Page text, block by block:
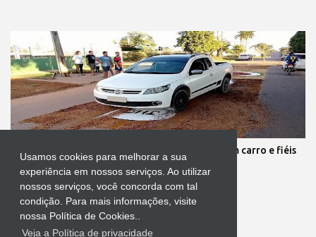
Usamos cookies para melhorar a sua
experiência em nossos serviços. Ao utilizar
nossos serviços, você concorda com tal
condição. Para mais informações, visite
nossa Política de Cookies..
Veja a Política de privacidade
Protestante destrói tapete de Corpus Christi com carro e fiéis
se revoltam